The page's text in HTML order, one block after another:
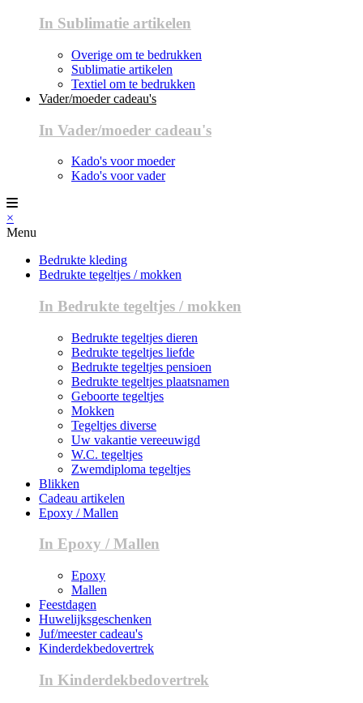
In Sublimatie artikelen
Overige om te bedrukken
Sublimatie artikelen
Textiel om te bedrukken
Vader/moeder cadeau's
In Vader/moeder cadeau's
Kado's voor moeder
Kado's voor vader
×
Menu
Bedrukte kleding
Bedrukte tegeltjes / mokken
In Bedrukte tegeltjes / mokken
Bedrukte tegeltjes dieren
Bedrukte tegeltjes liefde
Bedrukte tegeltjes pensioen
Bedrukte tegeltjes plaatsnamen
Geboorte tegeltjes
Mokken
Tegeltjes diverse
Uw vakantie vereeuwigd
W.C. tegeltjes
Zwemdiploma tegeltjes
Blikken
Cadeau artikelen
Epoxy / Mallen
In Epoxy / Mallen
Epoxy
Mallen
Feestdagen
Huwelijksgeschenken
Juf/meester cadeau's
Kinderdekbedovertrek
In Kinderdekbedovertrek